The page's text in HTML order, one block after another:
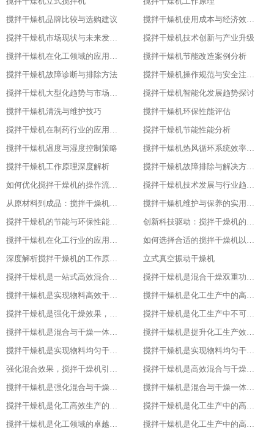
搅拌干燥机品牌比较与选购建议
搅拌干燥机使用成本与经济效益分析
搅拌干燥机市场现状与未来发展趋势
搅拌干燥机技术创新与产业升级
搅拌干燥机在化工领域的应用实践
搅拌干燥机节能改造案例分析
搅拌干燥机故障诊断与排除方法
搅拌干燥机操作规范与安全注意事项
搅拌干燥机大型化趋势与市场应用
搅拌干燥机智能化发展趋势探讨
搅拌干燥机清洗与维护技巧
搅拌干燥机环保性能评估
搅拌干燥机在制药行业的应用与优化
搅拌干燥机节能性能分析
搅拌干燥机温度与湿度控制策略
搅拌干燥机热风循环系统效率研究
搅拌干燥机工作原理深度解析
搅拌干燥机故障排除与解决方案大全
如何优化搅拌干燥机的操作流程以提升产品质量
搅拌干燥机技术发展与行业趋势分析
从原材料到成品：搅拌干燥机在食品行业的全流程应用
搅拌干燥机维护与保养的实用指南
搅拌干燥机的节能与环保性能探究
创新科技驱动：搅拌干燥机的智能化升级
搅拌干燥机在化工行业的应用实例
如何选择合适的搅拌干燥机以提高生产效率
深度解析搅拌干燥机的工作原理与应用
立式真空振动干燥机
搅拌干燥机是一站式高效混合与干燥解决方案
搅拌干燥机是混合干燥双重功效，化工生产新助力，提升产品质量
搅拌干燥机是实现物料高效干燥的创新之选，提升产品质量
搅拌干燥机是化工生产中的高效混合与干燥专家，提升产品质量
搅拌干燥机是强化干燥效果，提升产品质量的关键
搅拌干燥机是化工生产中不可或缺的高效工具
搅拌干燥机是混合与干燥一体化的创新解决方案
搅拌干燥机是提升化工生产效率的得力助手
搅拌干燥机是实现物料均匀干燥的专业设备
搅拌干燥机是实现物料均匀干燥的专业设备
强化混合效果，搅拌干燥机引领化工新潮流
搅拌干燥机是高效混合与干燥新标杆
搅拌干燥机是强化混合与干燥效果的理想设备
搅拌干燥机是混合与干燥一体化的高效利器
搅拌干燥机是化工高效生产的得力助手
搅拌干燥机是化工生产中的高效干燥与混合专家
搅拌干燥机是化工领域的卓越干燥利器
搅拌干燥机是化工生产中的高效利器